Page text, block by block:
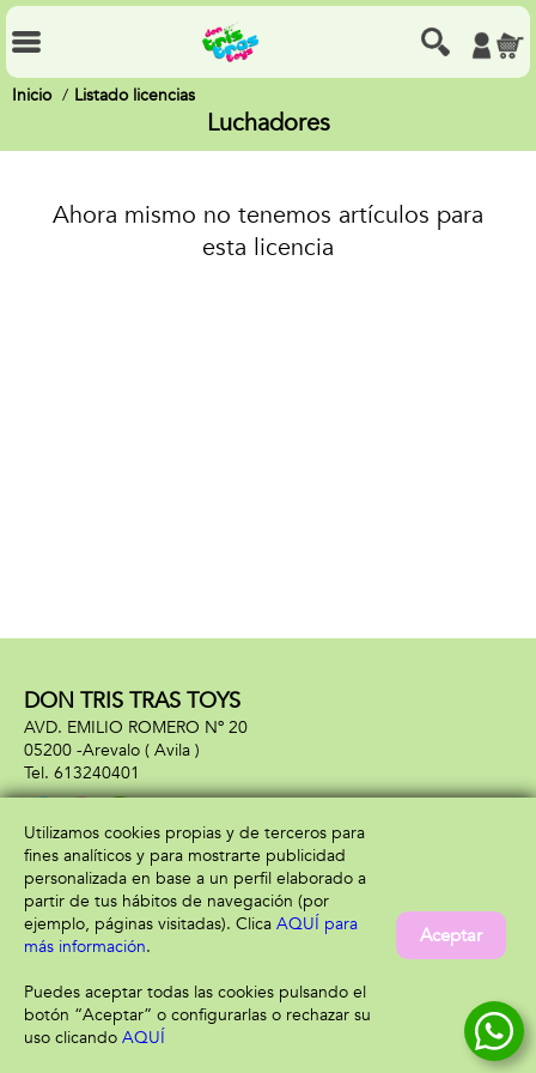
Inicio Listado licencias
Luchadores
Ahora mismo no tenemos artículos para
esta licencia
DON TRIS TRAS TOYS
AVD. EMILIO ROMERO Nº 20
05200 -Arevalo ( Avila )
613240401
Información
Aviso legal
Política de privacidad
Política de cookies
Atención al cliente
Envío y devolución
Utilizamos cookies propias y de terceros para
fines analíticos y para mostrarte publicidad
personalizada en base a un perfil elaborado a
partir de tus hábitos de navegación (por
ejemplo, páginas visitadas). Clica AQUÍ para
más información.
Puedes aceptar todas las cookies pulsando el
botón “Aceptar” o configurarlas o rechazar su
uso clicando AQUÍ
Aceptar